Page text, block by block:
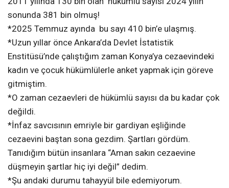
sonunda 381 bin olmuş!
*2025 Temmuz ayında bu sayı 410 bin’e ulaşmış.
*Uzun yıllar önce Ankara’da Devlet İstatistik
Enstitüsü’nde çalıştığım zaman Konya’ya cezaevindeki
kadın ve çocuk hükümlülerle anket yapmak için göreve
gitmiştim.
*O zaman cezaevleri de hükümlü sayısı da bu kadar çok
değildi.
*İnfaz savcısının emriyle bir gardiyan eşliğinde
cezaevini baştan sona gezdim. Şartları gördüm.
Tanıdığım bütün insanlara “Aman sakın cezaevine
düşmeyin şartlar hiç iyi değil” dedim.
*Şu andaki durumu tahayyül bile edemiyorum.